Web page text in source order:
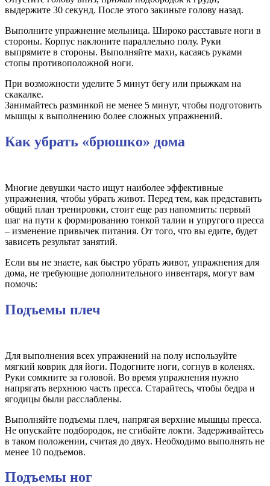
выдержите 30 секунд. После этого закиньте голову назад.
Выполните упражнение мельница. Широко расставьте ноги в
стороны. Корпус наклоните параллельно полу. Руки
выпрямите в стороны. Выполняйте махи, касаясь руками
стопы противоположной ноги.
При возможности уделите 5 минут бегу или прыжкам на
скакалке.
Занимайтесь разминкой не менее 5 минут, чтобы подготовить
мышцы к выполнению более сложных упражнений.
Как убрать «брюшко» дома
Многие девушки часто ищут наиболее эффективные
упражнения, чтобы убрать живот. Перед тем, как представить
общий план тренировки, стоит еще раз напомнить: первый
шаг на пути к формированию тонкой талии и упругого пресса
– изменение привычек питания. От того, что вы едите, будет
зависеть результат занятий.
Если вы не знаете, как быстро убрать живот, упражнения для
дома, не требующие дополнительного инвентаря, могут вам
помочь:
Подъемы плеч
Для выполнения всех упражнений на полу используйте
мягкий коврик для йоги. Подогните ноги, согнув в коленях.
Руки сомкните за головой. Во время упражнения нужно
напрягать верхнюю часть пресса. Старайтесь, чтобы бедра и
ягодицы были расслаблены.
Выполняйте подъемы плеч, напрягая верхние мышцы пресса.
Не опускайте подбородок, не сгибайте локти. Задерживайтесь
в таком положении, считая до двух. Необходимо выполнять не
менее 10 подъемов.
Подъемы ног